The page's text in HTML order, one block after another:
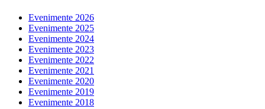
Evenimente 2026
Evenimente 2025
Evenimente 2024
Evenimente 2023
Evenimente 2022
Evenimente 2021
Evenimente 2020
Evenimente 2019
Evenimente 2018